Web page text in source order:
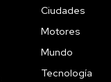
Ciudades
Motores
Mundo
Tecnología